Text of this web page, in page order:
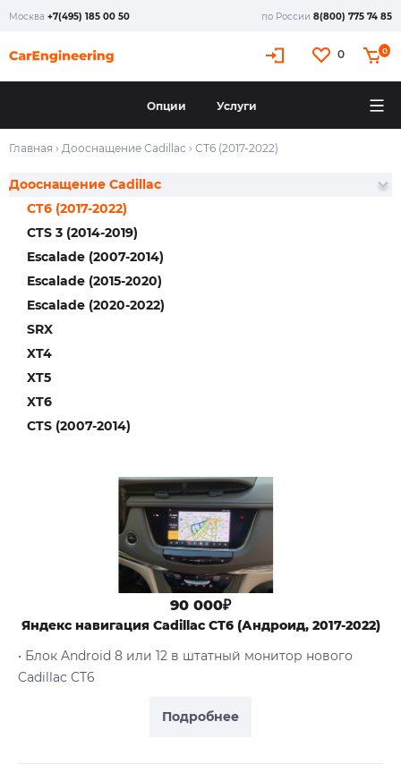
Москва +7(495) 185 00 50 по России 8(800) 775 74 85
0 0
Опции Услуги
Главная › Дооснащение Cadillac › CT6 (2017-2022)
Дооснащение Cadillac
CTS (2007-2014)
CTS 3 (2014-2019)
CT6 (2017-2022)
Escalade (2007-2014)
Escalade (2015-2020)
Escalade (2020-2022)
SRX
XT4
XT5
XT6
Подробнее
90 000₽
Яндекс навигация Cadillac CT6 (Андроид, 2017-2022)
• Блок Android 8 или 12 в штатный монитор нового
Cadillac CT6